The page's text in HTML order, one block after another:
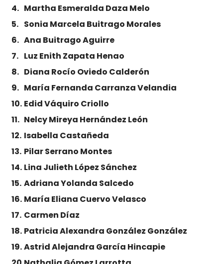
Martha Esmeralda Daza Melo
Sonia Marcela Buitrago Morales
Ana Buitrago Aguirre
Luz Enith Zapata Henao
Diana Rocío Oviedo Calderón
María Fernanda Carranza Velandia
Edid Váquiro Criollo
Nelcy Mireya Hernández León
Isabella Castañeda
Pilar Serrano Montes
Lina Julieth López Sánchez
Adriana Yolanda Salcedo
María Eliana Cuervo Velasco
Carmen Díaz
Patricia Alexandra González González
Astrid Alejandra García Hincapie